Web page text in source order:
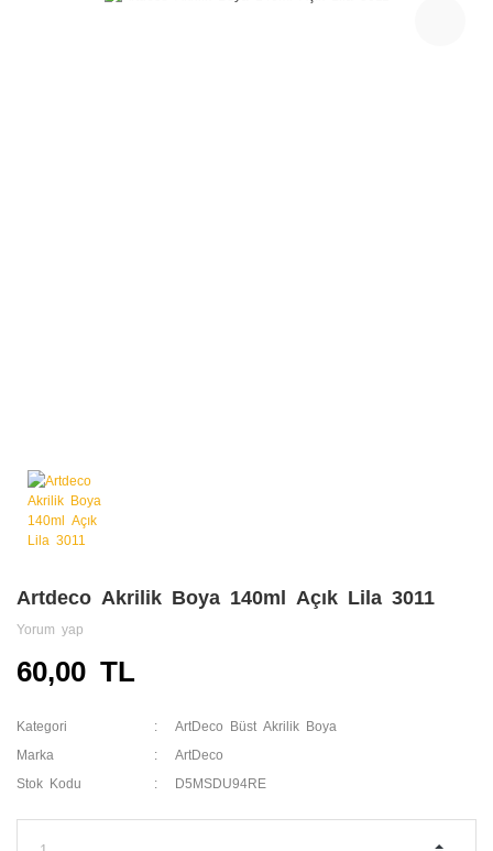
Artdeco Akrilik Boya 140ml Açık Lila 3011
Yorum yap
60,00 TL
Kategori ArtDeco Büst Akrilik Boya
Marka ArtDeco
Stok Kodu D5MSDU94RE